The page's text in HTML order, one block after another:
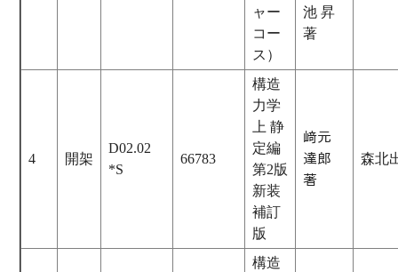
ャー
コー
ス）
池 昇
著
4 開架
D02.02
*S
66783
構造
力学
上 静
定編
第2版
新装
補訂
版
﨑元
達郎
著
森北
構造